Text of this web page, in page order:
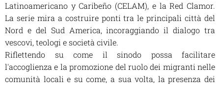
Latinoamericano y Caribeño (CELAM), e la Red Clamor.
La serie mira a costruire ponti tra le principali città del
Nord e del Sud America, incoraggiando il dialogo tra
vescovi, teologi e società civile.
Riflettendo su come il sinodo possa facilitare
l'accoglienza e la promozione del ruolo dei migranti nelle
comunità locali e su come, a sua volta, la presenza dei